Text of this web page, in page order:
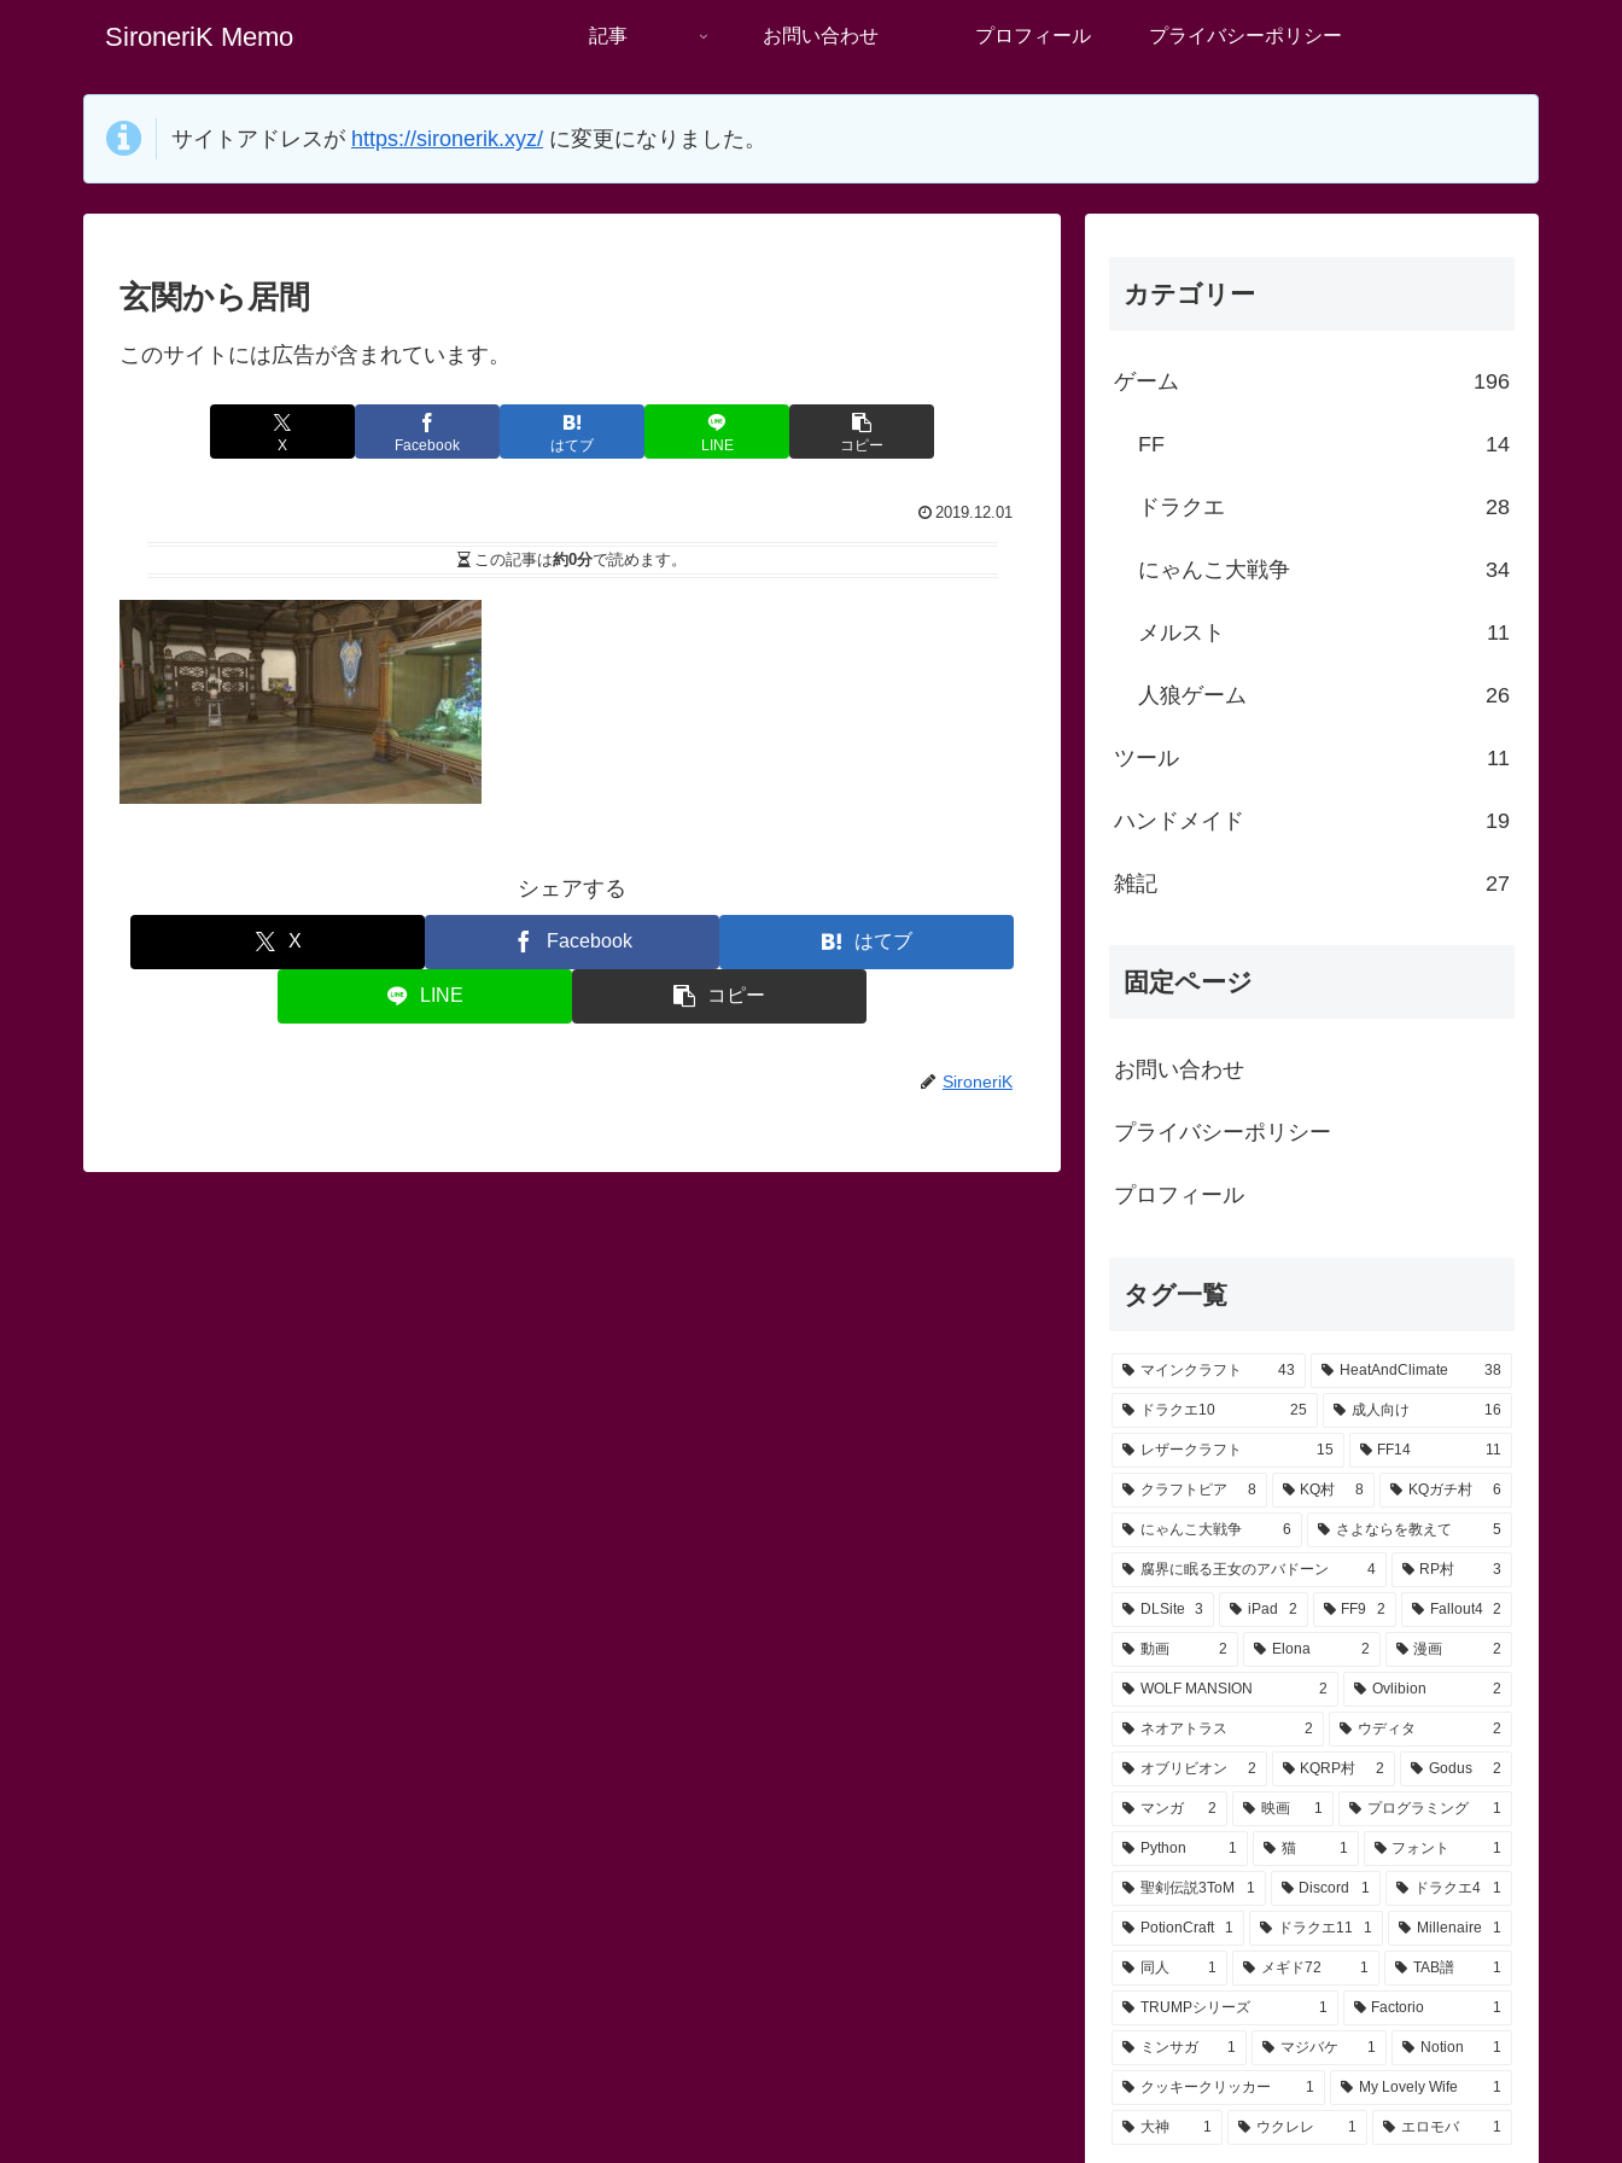
SironeriK Memo 記事 お問い合わせ プロフィール プライバシーポリシー
サイトアドレスが https://sironerik.xyz/ に変更になりました。
玄関から居間
このサイトには広告が含まれています。
X Facebook はてブ LINE コピー
2019.12.01
この記事は約0分で読めます。
シェアする
X Facebook はてブ
LINE コピー
SironeriK
カテゴリー
ゲーム 196
FF 14
ドラクエ 28
にゃんこ大戦争 34
メルスト 11
人狼ゲーム 26
ツール 11
ハンドメイド 19
雑記 27
固定ページ
お問い合わせ
プライバシーポリシー
プロフィール
タグ一覧
マインクラフト 43 HeatAndClimate 38
ドラクエ10 25 成人向け 16
レザークラフト 15 FF14 11
クラフトピア 8 KQ村 8 KQガチ村 6
にゃんこ大戦争 6 さよならを教えて 5
腐界に眠る王女のアバドーン 4 RP村 3
DLSite 3 iPad 2 FF9 2 Fallout4 2
動画 2 Elona 2 漫画 2
WOLF MANSION 2 Ovlibion 2
ネオアトラス 2 ウディタ 2
オブリビオン 2 KQRP村 2 Godus 2
マンガ 2 映画 1 プログラミング 1
Python 1 猫 1 フォント 1
聖剣伝説3ToM 1 Discord 1 ドラクエ4 1
PotionCraft 1 ドラクエ11 1 Millenaire 1
同人 1 メギド72 1 TAB譜 1
TRUMPシリーズ 1 Factorio 1
ミンサガ 1 マジバケ 1 Notion 1
クッキークリッカー 1 My Lovely Wife 1
大神 1 ウクレレ 1 エロモバ 1